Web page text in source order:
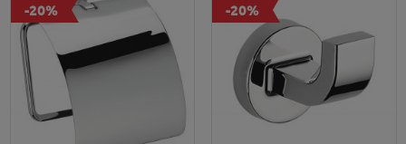
-20% -20%